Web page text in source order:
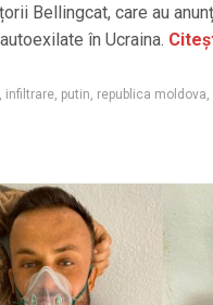
Bellingcat, care au
în Ucraina.
infiltrare putin republica moldova